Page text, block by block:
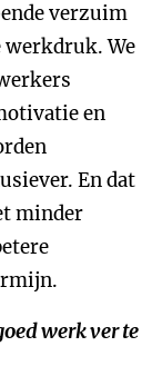
verzuim
werkdruk. We
en
En dat
minder
werk ver te